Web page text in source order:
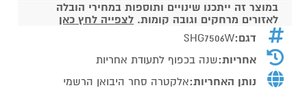
במוצר זה ייתכנו שינויים ותוספות במחירי הובלה
לאזורים מרחקים וגובה קומות. לצפייה לחץ כאן
דגם:SHG7506W
אחריות:שנה בכפוף לתעודת אחריות
נותן האחריות:אלקטרה סחר היבואן הרשמי